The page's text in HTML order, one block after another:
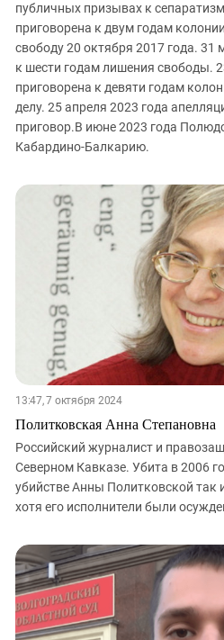
публичных призывах к
приговорена к двум годам
свободу 20 октября 2017 года. 31
к шести годам лишения свободы.
приговорена к девяти годам
делу. 25 апреля 2023 года
приговор.В июне 2023 года
Кабардино-Балкарию.
13:47, 7 октября 2024
Политковская Анна Степановна
Российский журналист и
Северном Кавказе. Убита в 2006
убийстве Анны Политковской так
хотя его исполнители были